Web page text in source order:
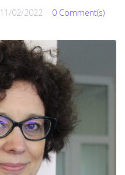
11/02/2022 0 Comment(s)